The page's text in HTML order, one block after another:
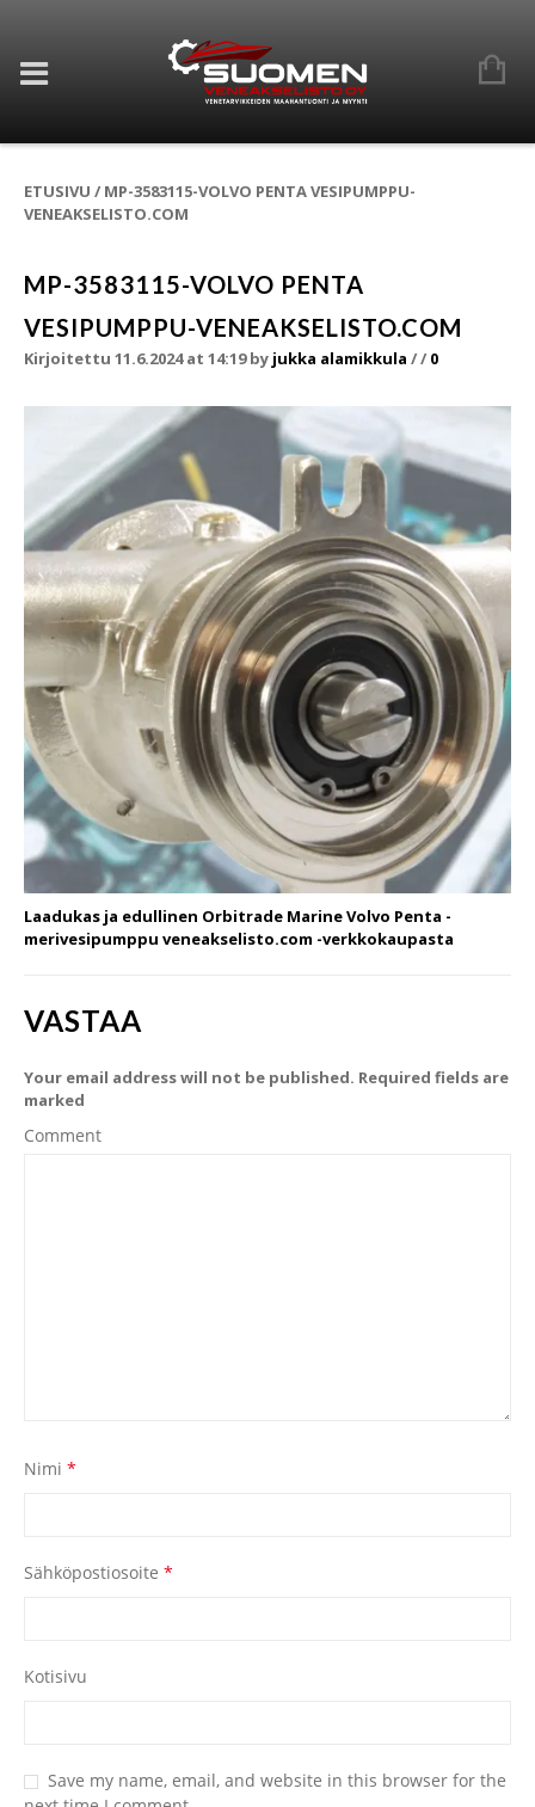
ETUSIVU / MP-3583115-VOLVO PENTA VESIPUMPPU-
VENEAKSELISTO.COM
MP-3583115-VOLVO PENTA
VESIPUMPPU-VENEAKSELISTO.COM
Kirjoitettu 11.6.2024 at 14:19by jukka alamikkula // 0
Laadukas ja edullinen Orbitrade Marine Volvo Penta -
merivesipumppu veneakselisto.com -verkkokaupasta
VASTAA
Your email address will not be published. Required fields are
marked
Comment
Nimi *
Sähköpostiosoite *
Kotisivu
Save my name, email, and website in this browser for the